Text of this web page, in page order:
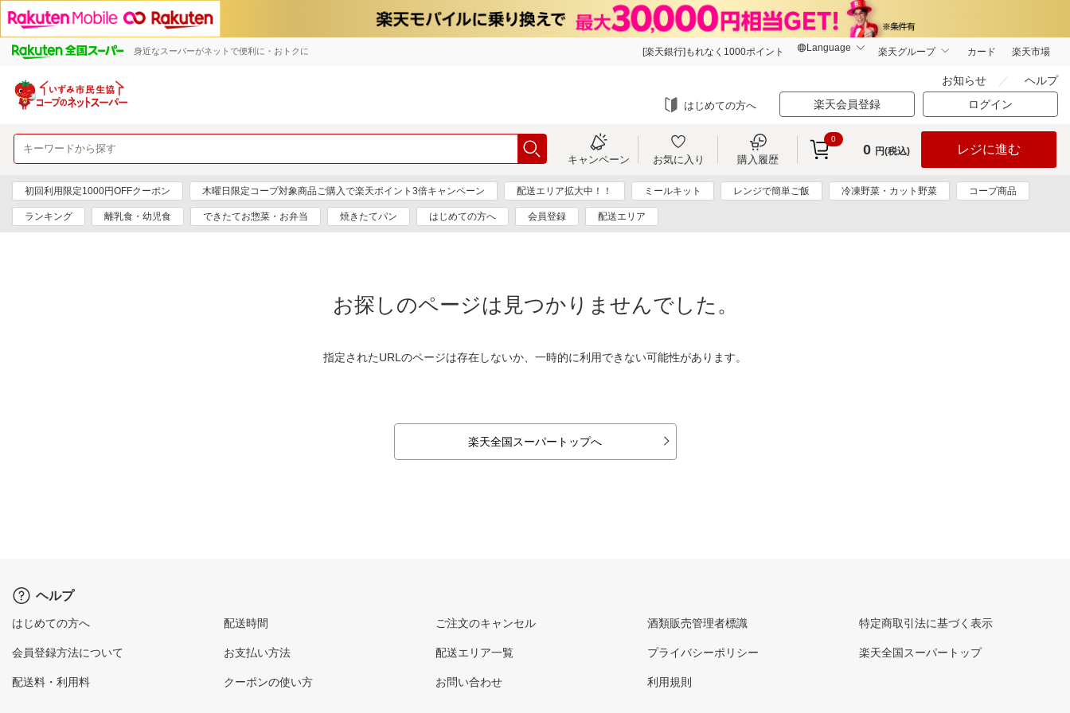
身近なスーパーがネットで便利に・おトクに [楽天銀行]もれなく1000ポイント 楽天グループ カード 楽天市場
お知らせ ヘルプ
はじめての方へ 楽天会員登録 ログイン
キャンペーン お気に入り 購入履歴
0
0 円(税込) レジに進む
初回利用限定1000円OFFクーポン 木曜日限定コープ対象商品ご購入で楽天ポイント3倍キャンペーン 配送エリア拡大中！！ ミールキット レンジで簡単ご飯 冷凍野菜・カット野菜 コープ商品
ランキング 離乳食・幼児食 できたてお惣菜・お弁当 焼きたてパン はじめての方へ 会員登録 配送エリア
お探しのページは見つかりませんでした。
指定されたURLのページは存在しないか、一時的に利用できない可能性があります。
楽天全国スーパートップへ
ヘルプ
はじめての方へ
会員登録方法について
配送料・利用料
配送時間
お支払い方法
クーポンの使い方
ご注文のキャンセル
配送エリア一覧
お問い合わせ
酒類販売管理者標識
プライバシーポリシー
利用規則
特定商取引法に基づく表示
楽天全国スーパートップ